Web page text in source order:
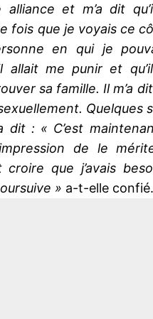
alliance et m’a dit
fois que je voyais ce
en qui je
allait me punir et
sa famille. Il m’a dit
Quelques
dit : « C’est
de le
que j’avais
» a-t-elle confié.